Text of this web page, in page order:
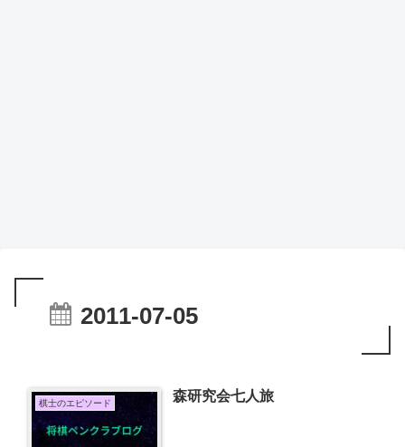
2011-07-05
棋士のエピソード 森研究会七人旅